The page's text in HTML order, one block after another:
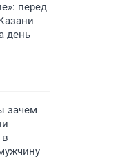
перед
день
зачем